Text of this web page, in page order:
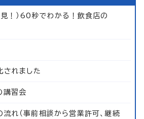
見！）60秒でわかる！飲食店の
れました
講習会
れ（事前相談から営業許可、継続